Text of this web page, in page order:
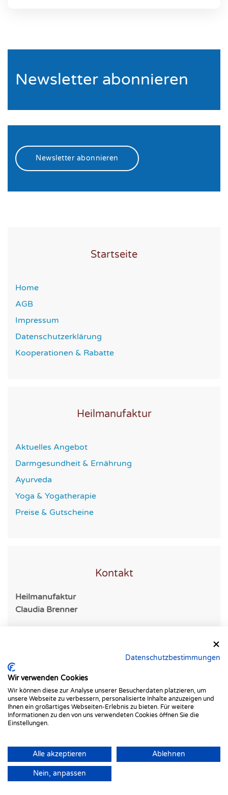
Newsletter abonnieren
Newsletter abonnieren
Startseite
Home
AGB
Impressum
Datenschutzerklärung
Kooperationen & Rabatte
Heilmanufaktur
Aktuelles Angebot
Darmgesundheit & Ernährung
Ayurveda
Yoga & Yogatherapie
Preise & Gutscheine
Kontakt
Heilmanufaktur
Claudia Brenner
E-Mail:info@heilmanufaktur.de
Datenschutzbestimmungen
Wir verwenden Cookies
Wir können diese zur Analyse unserer Besucherdaten platzieren, um
unsere Webseite zu verbessern, personalisierte Inhalte anzuzeigen und
Ihnen ein großartiges Webseiten-Erlebnis zu bieten. Für weitere
Informationen zu den von uns verwendeten Cookies öffnen Sie die
Einstellungen.
Alle akzeptieren Ablehnen
Nein, anpassen